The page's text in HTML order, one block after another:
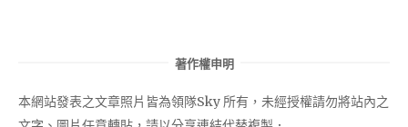
著作權申明
本網站發表之文章照片皆為領隊Sky 所有，未經授權請勿將站內之